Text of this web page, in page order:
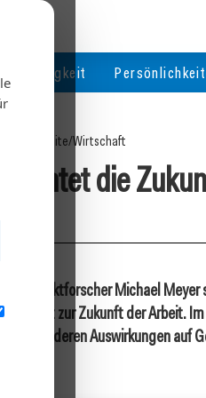
Nachhaltigkeit
Startseite/Wirtschaft
die
Michael
Format zur Zukunft der Arbeit.
sowie deren Auswirkungen auf